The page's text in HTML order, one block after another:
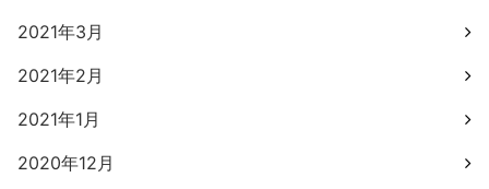
2021年3月
2021年2月
2021年1月
2020年12月